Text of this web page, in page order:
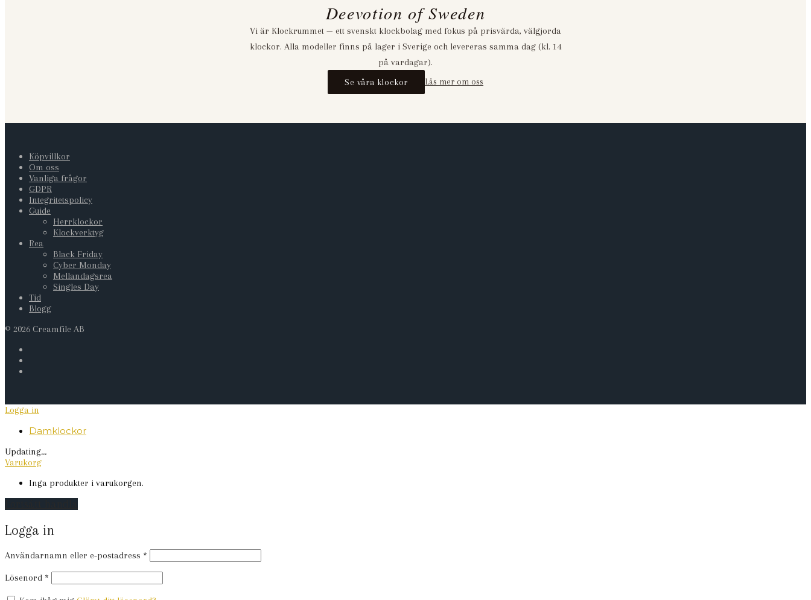
Deevotion of Sweden
Vi är Klockrummet — ett svenskt klockbolag med fokus på prisvärda, välgjorda
klockor. Alla modeller finns på lager i Sverige och levereras samma dag (kl. 14
på vardagar).
Se våra klockor Läs mer om oss
Köpvillkor
Om oss
Vanliga frågor
GDPR
Integritetspolicy
Guide
Herrklockor
Klockverktyg
Rea
Black Friday
Cyber Monday
Mellandagsrea
Singles Day
Tid
Blogg
© 2026 Creamfile AB
Logga in
Damklockor
Updating…
Varukorg
Inga produkter i varukorgen.
Logga in
Användarnamn eller e-postadress *
Lösenord *